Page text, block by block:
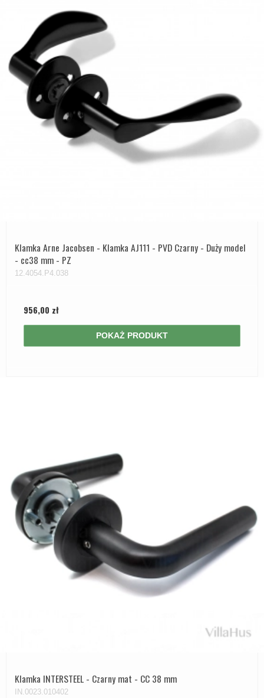
Klamka Arne Jacobsen - Klamka AJ111 - PVD Czarny - Duży model
- cc38 mm - PZ
12.4054.P4.038
956,00 zł
POKAŻ PRODUKT
Klamka INTERSTEEL - Czarny mat - CC 38 mm
IN.0023.010402